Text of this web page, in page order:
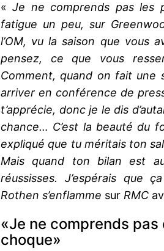
«Je ne comprends pas les
fatigue un peu, sur
l’OM, vu la saison que vous
pensez, ce que vous
Comment, quand on fait une
arriver en conférence de
t’apprécie, donc je le dis
chance… C’est la beauté du
expliqué que tu méritais ton
Mais quand ton bilan est
réussisses. J’espérais que
Rothen s’enflamme sur RMC
«Je ne comprends
choque»